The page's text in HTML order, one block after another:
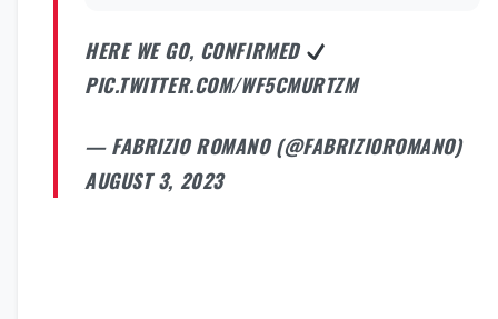
HERE WE GO, CONFIRMED
PIC.TWITTER.COM/WF5CMURTZM
— FABRIZIO ROMANO (@FABRIZIOROMANO)
AUGUST 3, 2023